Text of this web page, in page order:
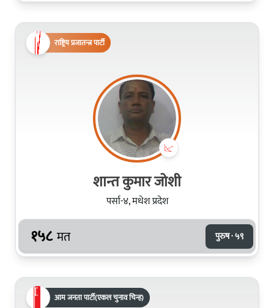
राष्ट्रिय प्रजातन्त्र पार्टी
शान्त कुमार जोशी
पर्सा-४, मधेश प्रदेश
१५८ मत पुरुष · ५९
आम जनता पार्टी(एकल चुनाव चिन्ह)